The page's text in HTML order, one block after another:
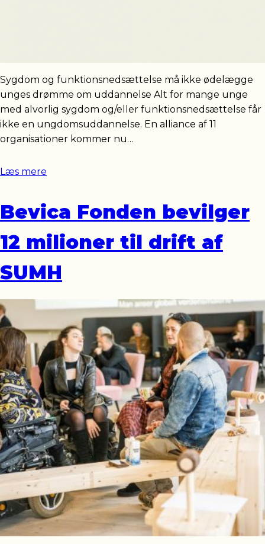
Sygdom og funktionsnedsættelse må ikke ødelægge
unges drømme om uddannelse Alt for mange unge
med alvorlig sygdom og/eller funktionsnedsættelse får
ikke en ungdomsuddannelse. En alliance af 11
organisationer kommer nu…
Læs mere
Bevica Fonden bevilger
12 milioner til drift af
SUMH